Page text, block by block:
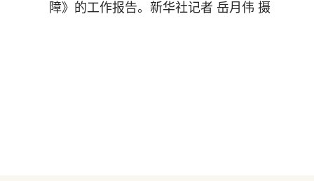
障》的工作报告。新华社记者 岳月伟 摄